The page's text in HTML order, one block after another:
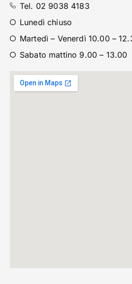
Tel. 02 9038 4183
Lunedì chiuso
Martedì – Venerdì 10.00 –
Sabato mattino 9.00 – 13.00